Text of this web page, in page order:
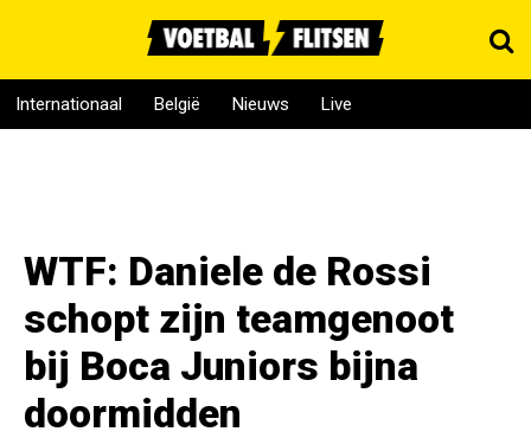
Internationaal België Nieuws Live
WTF: Daniele de Rossi
schopt zijn teamgenoot
bij Boca Juniors bijna
doormidden